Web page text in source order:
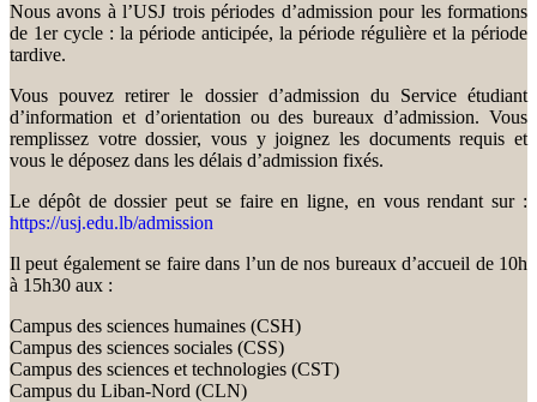
Nous avons à l’USJ trois périodes d’admission pour les formations
de 1er cycle : la période anticipée, la période régulière et la période
tardive.
Vous pouvez retirer le dossier d’admission du Service étudiant
d’information et d’orientation ou des bureaux d’admission. Vous
remplissez votre dossier, vous y joignez les documents requis et
vous le déposez dans les délais d’admission fixés.
Le dépôt de dossier peut se faire en ligne, en vous rendant sur :
https://usj.edu.lb/admission
Il peut également se faire dans l’un de nos bureaux d’accueil de 10h
à 15h30 aux :
Campus des sciences humaines (CSH)
Campus des sciences sociales (CSS)
Campus des sciences et technologies (CST)
Campus du Liban-Nord (CLN)